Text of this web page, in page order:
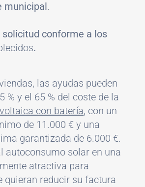
municipal .
solicitud conforme a los
.
las ayudas pueden
% y el 65 % del coste de la
con batería, con un
de 11.000 € y una
garantizada de 6.000 €.
autoconsumo solar en una
atractiva para
quieran reducir su factura